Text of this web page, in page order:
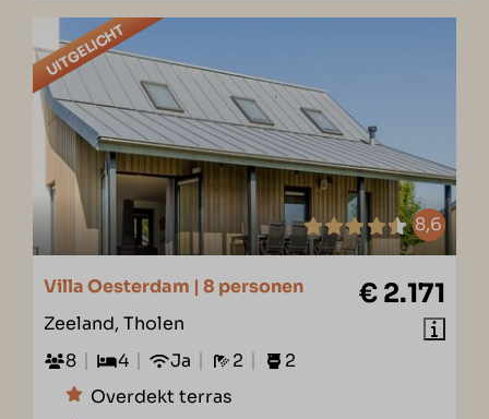
UITGELICHT
8,6
€ 2.171
Villa Oesterdam | 8 personen
Zeeland, Tholen
8
4 Ja 2
2
Overdekt terras